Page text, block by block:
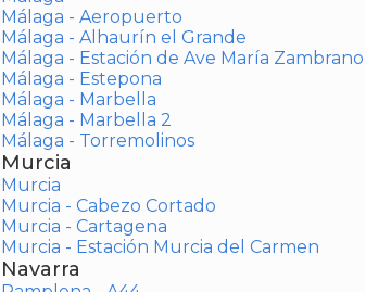
Málaga - Aeropuerto
Málaga - Alhaurín el Grande
Málaga - Estación de Ave María Zambrano
Málaga - Estepona
Málaga - Marbella
Málaga - Marbella 2
Málaga - Torremolinos
Murcia
Murcia
Murcia - Cabezo Cortado
Murcia - Cartagena
Murcia - Estación Murcia del Carmen
Navarra